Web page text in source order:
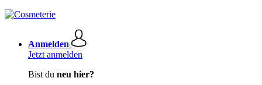
Anmelden
Jetzt anmelden
Bist du neu hier?